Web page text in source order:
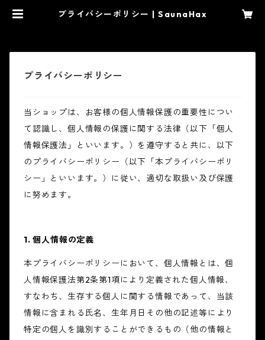
プライバシーポリシー | SaunaHax
プライバシーポリシー
当ショップは、お客様の個人情報保護の重要性につい
て認識し、個人情報の保護に関する法律（以下「個人
情報保護法」といいます。）を遵守すると共に、以下
のプライバシーポリシー（以下「本プライバシーポリ
シー」といいます。）に従い、適切な取扱い及び保護
に努めます。
1. 個人情報の定義
本プライバシーポリシーにおいて、個人情報とは、個
人情報保護法第2条第1項により定義された個人情報、
すなわち、生存する個人に関する情報であって、当該
情報に含まれる氏名、生年月日その他の記述等により
特定の個人を識別することができるもの（他の情報と